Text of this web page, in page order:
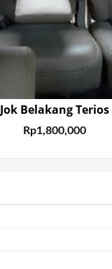
Jok Belakang Terios
Rp1,800,000